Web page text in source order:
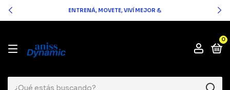
ENTRENÁ, MOVETE, VIVÍ MEJOR 💪
0